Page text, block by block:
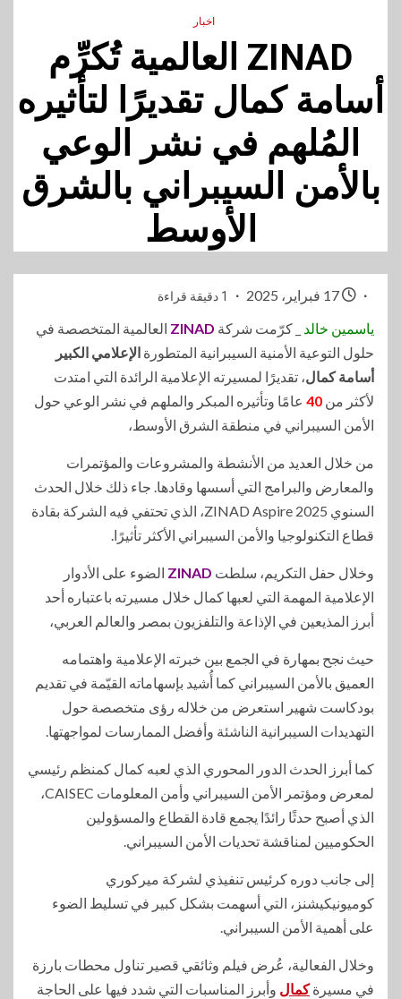
اخبار
ZINAD العالمية تُكرِّم
أسامة كمال تقديرًا لتأثيره
المُلهم في نشر الوعي
بالأمن السيبراني بالشرق
الأوسط
1 دقيقة قراءة
ياسمين خالد _ كرّمت شركة ZINAD العالمية المتخصصة في
حلول التوعية الأمنية السيبرانية المتطورة الإعلامي الكبير
أسامة كمال، تقديرًا لمسيرته الإعلامية الرائدة التي امتدت
لأكثر من 40 عامًا وتأثيره المبكر والملهم في نشر الوعي حول
الأمن السيبراني في منطقة الشرق الأوسط،
من خلال العديد من الأنشطة والمشروعات والمؤتمرات
والمعارض والبرامج التي أسسها وقادها. جاء ذلك خلال الحدث
السنوي ZINAD Aspire 2025، الذي تحتفي فيه الشركة بقادة
قطاع التكنولوجيا والأمن السيبراني الأكثر تأثيرًا.
وخلال حفل التكريم، سلطت ZINAD الضوء على الأدوار
الإعلامية المهمة التي لعبها كمال خلال مسيرته باعتباره أحد
أبرز المذيعين في الإذاعة والتلفزيون بمصر والعالم العربي،
حيث نجح بمهارة في الجمع بين خبرته الإعلامية واهتمامه
العميق بالأمن السيبراني كما أُشيد بإسهاماته القيّمة في تقديم
بودكاست شهير استعرض من خلاله رؤى متخصصة حول
التهديدات السيبرانية الناشئة وأفضل الممارسات لمواجهتها.
كما أبرز الحدث الدور المحوري الذي لعبه كمال كمنظم رئيسي
لمعرض ومؤتمر الأمن السيبراني وأمن المعلومات CAISEC،
الذي أصبح حدثًا رائدًا يجمع قادة القطاع والمسؤولين
الحكوميين لمناقشة تحديات الأمن السيبراني.
إلى جانب دوره كرئيس تنفيذي لشركة ميركوري
كوميونيكيشنز، التي أسهمت بشكل كبير في تسليط الضوء
على أهمية الأمن السيبراني.
وخلال الفعالية، عُرض فيلم وثائقي قصير تناول محطات بارزة
في مسيرةكمال وأبرز المناسبات التي شدد فيها على الحاجة